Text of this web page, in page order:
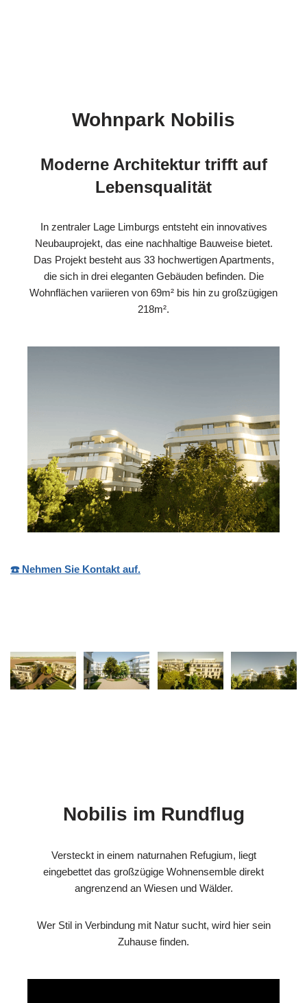
Wohnpark Nobilis
Moderne Architektur trifft auf
Lebensqualität
In zentraler Lage Limburgs entsteht ein innovatives
Neubauprojekt, das eine nachhaltige Bauweise bietet.
Das Projekt besteht aus 33 hochwertigen Apartments,
die sich in drei eleganten Gebäuden befinden. Die
Wohnflächen variieren von 69m² bis hin zu großzügigen
218m².
☎️ Nehmen Sie Kontakt auf.
Nobilis im Rundflug
Versteckt in einem naturnahen Refugium, liegt
eingebettet das großzügige Wohnensemble direkt
angrenzend an Wiesen und Wälder.
Wer Stil in Verbindung mit Natur sucht, wird hier sein
Zuhause finden.